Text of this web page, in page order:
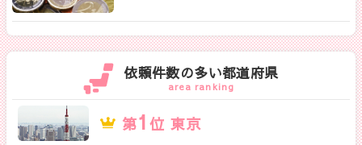
依頼件数の多い都道府県
area ranking
第1 位 東京